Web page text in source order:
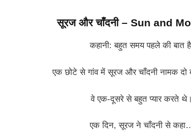
सूरज और चाँदनी – Sun and
कहानी: बहुत समय पहले की बात
एक छोटे से गांव में सूरज और चाँदनी नामक दो
वे एक-दूसरे से बहुत प्यार करते थे।
एक दिन, सूरज ने चाँदनी से